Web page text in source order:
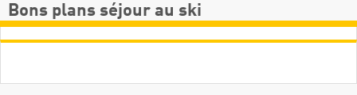
Bons plans séjour au ski